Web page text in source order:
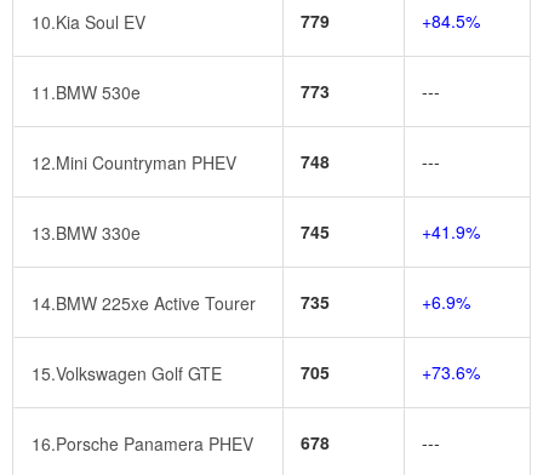
10.Kia Soul EV 779 +84.5%
11.BMW 530e 773 ---
12.Mini Countryman PHEV 748 ---
13.BMW 330e 745 +41.9%
14.BMW 225xe Active Tourer 735 +6.9%
15.Volkswagen Golf GTE 705 +73.6%
16.Porsche Panamera PHEV 678 ---